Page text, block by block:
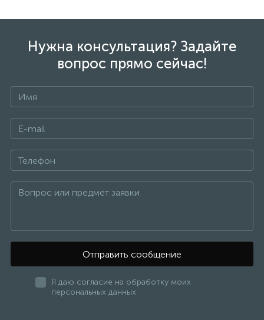
Нужна консультация? Задайте
вопрос прямо сейчас!
Отправить сообщение
Я даю согласие на обработку моих
персональных данных